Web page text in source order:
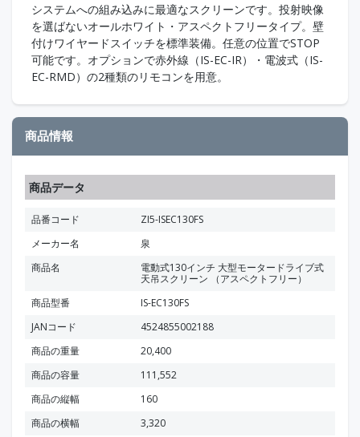
システムへの組み込みに最適なスクリーンです。投射映像
を選ばないオールホワイト・アスペクトフリータイプ。壁
付けワイヤードスイッチを標準装備。任意の位置でSTOP
可能です。オプションで赤外線（IS-EC-IR）・電波式（IS-
EC-RMD）の2種類のリモコンを用意。
商品情報
商品データ
品番コード
ZI5-ISEC130FS
メーカー名
泉
商品名
電動式130インチ 大型モータードライブ式
天吊スクリーン （アスペクトフリー）
商品型番
IS-EC130FS
JANコード
4524855002188
商品の重量
20,400
商品の容量
111,552
商品の縦幅
160
商品の横幅
3,320